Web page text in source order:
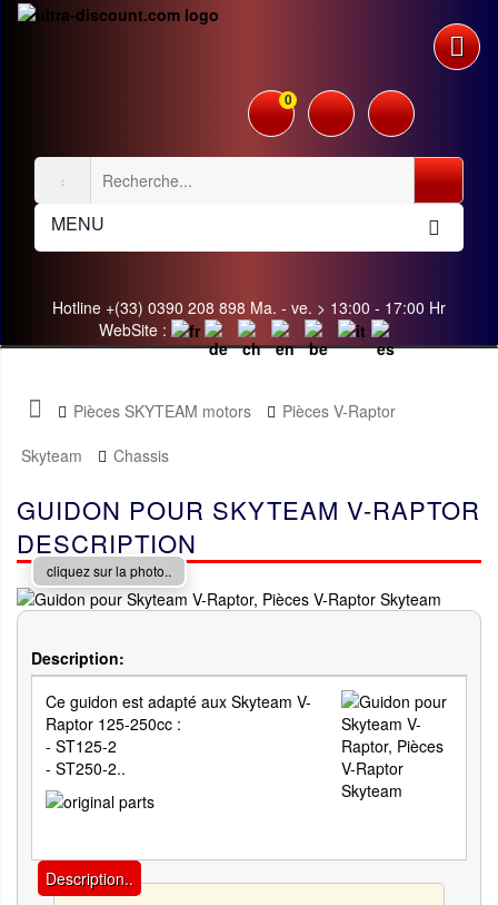
0
MENU
Hotline +(33) 0390 208 898 Ma. - ve. > 13:00 - 17:00 Hr
WebSite :
Pièces SKYTEAM motors
Pièces V-Raptor
Skyteam
Chassis
GUIDON POUR SKYTEAM V-RAPTOR
DESCRIPTION
cliquez sur la photo..
Description:
Ce guidon est adapté aux Skyteam V-
Raptor 125-250cc :
- ST125-2
- ST250-2..
Description..